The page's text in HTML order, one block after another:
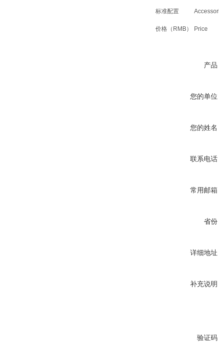
标准配置
价格（RMB） Price
产品
您的单位
您的姓名
联系电话
常用邮箱
省份
详细地址
补充说明
验证码